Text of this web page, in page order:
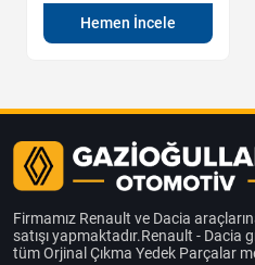
Hemen İncele
Firmamız Renault ve Dacia
satışı yapmaktadır.Renault - Dacia
tüm Orjinal Çıkma Yedek Parçalar